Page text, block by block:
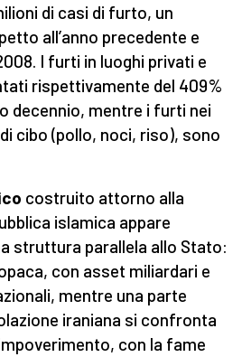
di casi di furto, un
all’anno precedente e
I furti in luoghi privati e
rispettivamente del 409%
decennio, mentre i furti nei
cibo (pollo, noci, riso), sono
costruito attorno alla
islamica appare
struttura parallela allo Stato:
con asset miliardari e
mentre una parte
iraniana si confronta
con la fame